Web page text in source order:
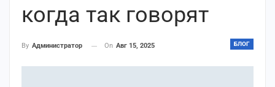
когда так говорят
БЛОГ
By Администратор On Авг 15, 2025